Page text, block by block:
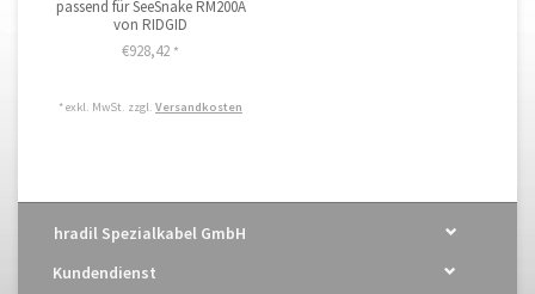
passend für SeeSnake RM200A
von RIDGID
€928,42 *
* exkl. MwSt. zzgl. Versandkosten
hradil Spezialkabel GmbH
Kundendienst